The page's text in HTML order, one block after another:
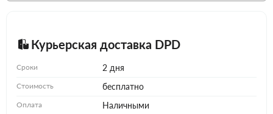
Курьерская доставка DPD
Сроки 2 дня
Стоимость бесплатно
Оплата
Наличными